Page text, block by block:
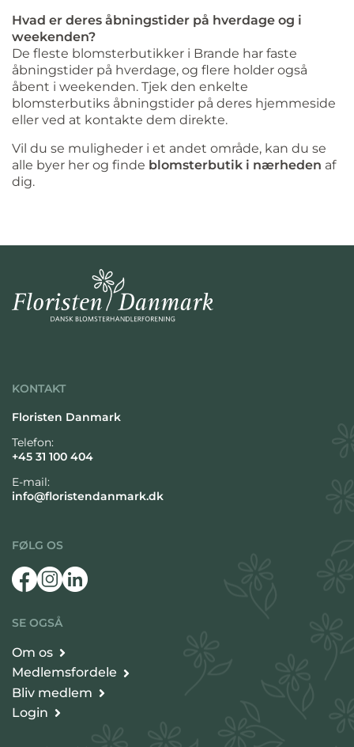
Hvad er deres åbningstider på hverdage og i
weekenden?
De fleste blomsterbutikker i Brande har faste
åbningstider på hverdage, og flere holder også
åbent i weekenden. Tjek den enkelte
blomsterbutiks åbningstider på deres hjemmeside
eller ved at kontakte dem direkte.
Vil du se muligheder i et andet område, kan du se
alle byer her og finde blomsterbutik i nærheden af
dig.
KONTAKT
Floristen Danmark
Telefon:
+45 31 100 404
E-mail:
info@floristendanmark.dk
FØLG OS
SE OGSÅ
Om os
Medlemsfordele
Bliv medlem
Login